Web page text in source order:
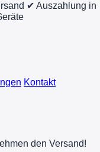
✔ Auszahlung in
Kontakt
den Versand!